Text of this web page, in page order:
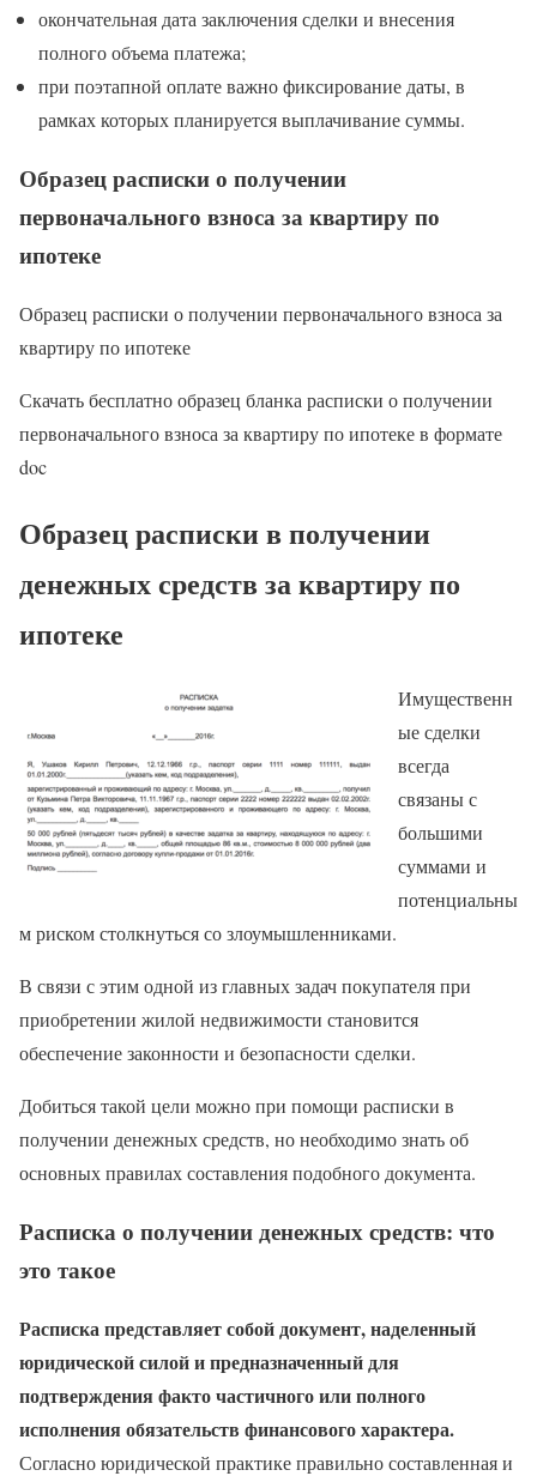
окончательная дата заключения сделки и внесения
полного объема платежа;
при поэтапной оплате важно фиксирование даты, в
рамках которых планируется выплачивание суммы.
Образец расписки о получении
первоначального взноса за квартиру по
ипотеке
Образец расписки о получении первоначального взноса за
квартиру по ипотеке
Скачать бесплатно образец бланка расписки о получении
первоначального взноса за квартиру по ипотеке в формате
doc
Образец расписки в получении
денежных средств за квартиру по
ипотеке
Имущественн
ые сделки
всегда
связаны с
большими
суммами и
потенциальны
м риском столкнуться со злоумышленниками.
В связи с этим одной из главных задач покупателя при
приобретении жилой недвижимости становится
обеспечение законности и безопасности сделки.
Добиться такой цели можно при помощи расписки в
получении денежных средств, но необходимо знать об
основных правилах составления подобного документа.
Расписка о получении денежных средств: что
это такое
Расписка представляет собой документ, наделенный
юридической силой и предназначенный для
подтверждения факто частичного или полного
исполнения обязательств финансового характера.
Согласно юридической практике правильно составленная и